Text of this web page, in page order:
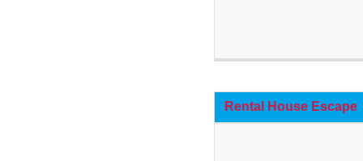
Rental House Escape